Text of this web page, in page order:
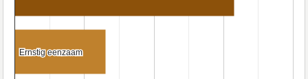
Ernstig eenzaam
Ernstig eenzaam